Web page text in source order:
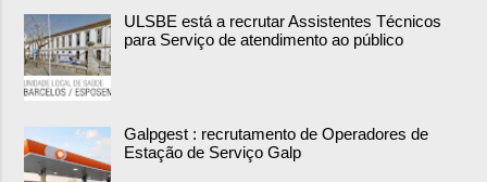
ULSBE está a recrutar Assistentes Técnicos
para Serviço de atendimento ao público
Galpgest : recrutamento de Operadores de
Estação de Serviço Galp